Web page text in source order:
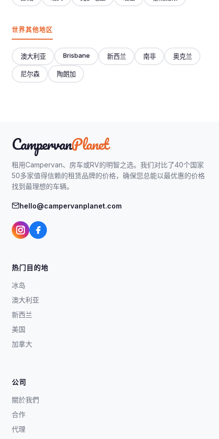
世界其他地区
澳大利亚 Brisbane 新西兰 南非 奥克兰
尼尔森 陶朗加
CampervanPlanet
租用Campervan、房车或RV的明智之选。我们对比了40个国家
50多家值得信赖的租赁品牌的价格，确保您总能以最优惠的价格
找到最理想的车辆。
hello@campervanplanet.com
热门目的地
冰岛
澳大利亚
新西兰
美国
加拿大
公司
關於我們
合作
代理